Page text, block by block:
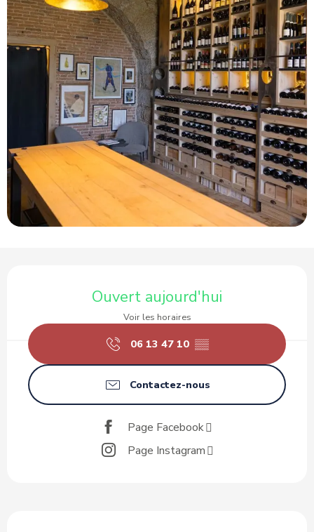
Ouvert aujourd'hui
Voir les horaires
06 13 47 10 ▒▒
Contactez-nous
Page Facebook
Page Instagram